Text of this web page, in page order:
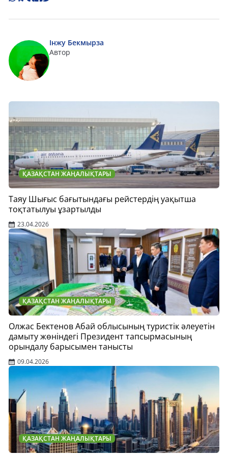
Інжу Бекмырза
Автор
ҚАЗАҚСТАН ЖАҢАЛЫҚТАРЫ
Таяу Шығыс бағытындағы рейстердің уақытша
тоқтатылуы ұзартылды
23.04.2026
ҚАЗАҚСТАН ЖАҢАЛЫҚТАРЫ
Олжас Бектенов Абай облысының туристік әлеуетін
дамыту жөніндегі Президент тапсырмасының
орындалу барысымен танысты
09.04.2026
ҚАЗАҚСТАН ЖАҢАЛЫҚТАРЫ